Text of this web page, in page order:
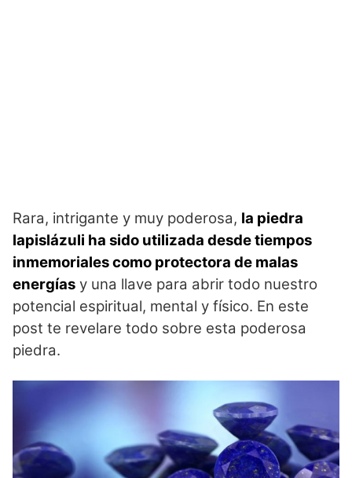
Rara, intrigante y muy poderosa, la piedra
lapislázuli ha sido utilizada desde tiempos
inmemoriales como protectora de malas
energías y una llave para abrir todo nuestro
potencial espiritual, mental y físico. En este
post te revelare todo sobre esta poderosa
piedra.